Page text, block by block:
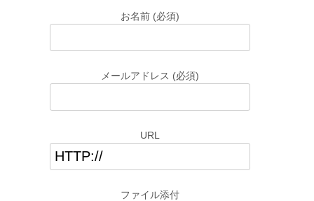
お名前 (必須)
メールアドレス (必須)
URL
ファイル添付